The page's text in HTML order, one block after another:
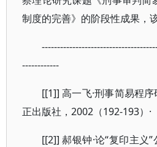
制度的完善》的阶段性成果，
------------
[[1]] 高一飞·刑事简易程
正出版社，2002（192-193）·
[[2]] 郝银钟·论“复印主义